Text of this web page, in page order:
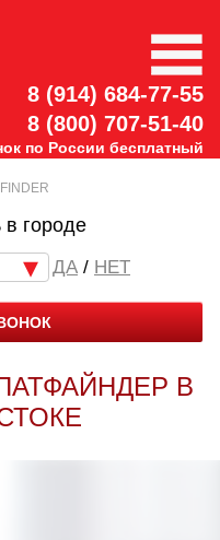
8 (914) 684-77-55
8 (800) 707-51-40
по России бесплатный
городе
/ НЕТ
В